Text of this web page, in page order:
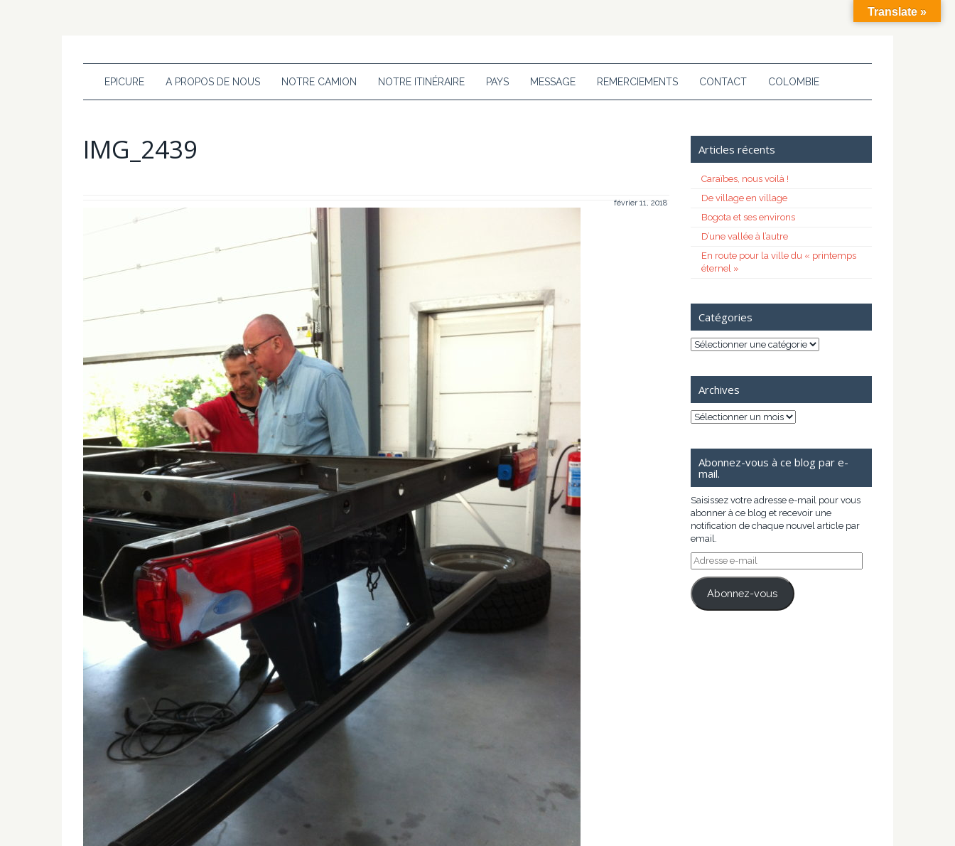
EPICURE A PROPOS DE NOUS NOTRE CAMION NOTRE ITINÉRAIRE PAYS MESSAGE REMERCIEMENTS CONTACT COLOMBIE
IMG_2439
février 11, 2018
Articles récents
Caraïbes, nous voilà !
De village en village
Bogota et ses environs
D’une vallée à l’autre
En route pour la ville du « printemps
éternel »
Catégories
Catégories
Archives
Archives
Abonnez-vous à ce blog par e-
mail.
Saisissez votre adresse e-mail pour vous
abonner à ce blog et recevoir une
notification de chaque nouvel article par
email.
Adresse
e-
mail
Abonnez-vous
Translate »